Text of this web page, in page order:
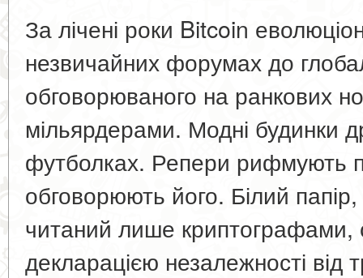
За лічені роки Bitcoin
незвичайних форумах до
обговорюваного на ранкових
мільярдерами. Модні будинки
футболках. Репери рифмують
обговорюють його. Білий
читаний лише
декларацією незалежності від